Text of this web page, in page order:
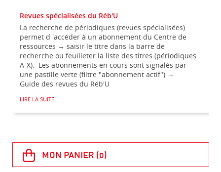
Revues spécialisées du Réb'U
La recherche de périodiques (revues spécialisées)
permet d 'accéder à un abonnement du Centre de
ressources → saisir le titre dans la barre de
recherche ou feuilleter la liste des titres (périodiques
A-X). Les abonnements en cours sont signalés par
une pastille verte (filtre "abonnement actif") →
Guide des revues du Réb'U
LIRE LA SUITE